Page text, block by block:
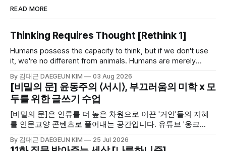
READ MORE
Thinking Requires Thought [Rethink 1]
Humans possess the capacity to think, but if we don't use
it, we're no different from animals. Humans are merely
that capacity is the fork in the road that determines our
humanity.
By 김대근 DAEGEUN KIM 03 Aug 2026
[비밀의 문] 윤동주의 ⟨서시⟩, 부끄러움의 미학 x 모
두를 위한 글쓰기 수업
[비밀의 문]은 인류를 더 높은 차원으로 이끈 '거인'들의 지혜
를 인문교양 콘텐츠로 풀어내는 공간입니다. 유튜브 '옹크
설과 정리 노트로 여러분을 만납니다. [모두를 위한 글쓰기 수
By 김대근 DAEGEUN KIM 25 Jul 2026